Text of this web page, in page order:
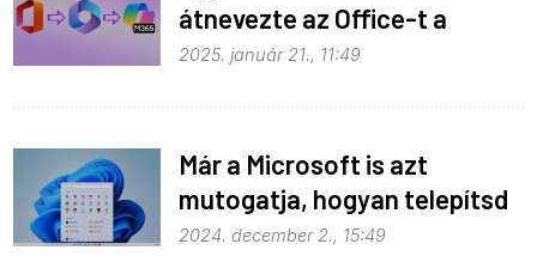
átnevezte az Office-t a
Microsoft
2025. január 21., 11:49
Már a Microsoft is azt
mutogatja, hogyan telepítsd
a Windows 11-et nem
2024. december 2., 15:49